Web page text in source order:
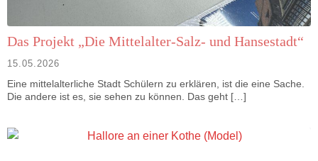
Das Projekt „Die Mittelalter-Salz- und Hansestadt“
15.05.2026
Eine mittelalterliche Stadt Schülern zu erklären, ist die eine Sache.
Die andere ist es, sie sehen zu können. Das geht […]